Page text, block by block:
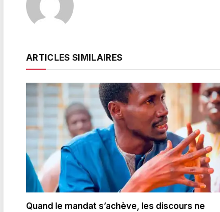
ARTICLES SIMILAIRES
Quand le mandat s’achève, les discours ne